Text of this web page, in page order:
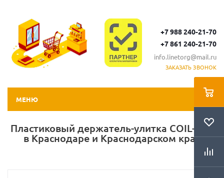
+7 988 240-21-70
+7 861 240-21-70
info.linetorg@mail.ru
ЗАКАЗАТЬ ЗВОНОК
МЕНЮ
Пластиковый держатель-улитка COIL-SGT
в Краснодаре и Краснодарском крае